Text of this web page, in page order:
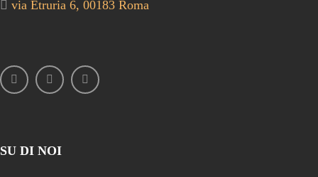
via Etruria 6, 00183 Roma
SU DI NOI